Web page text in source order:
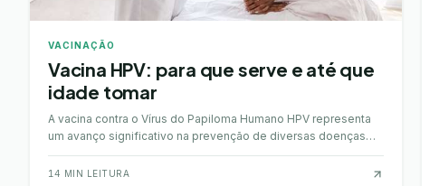
VACINAÇÃO
Vacina HPV: para que serve e até que
idade tomar
A vacina contra o Vírus do Papiloma Humano HPV representa
um avanço significativo na prevenção de diversas doenças
graves, incluindo certos tipos de cancro…
14 MIN LEITURA